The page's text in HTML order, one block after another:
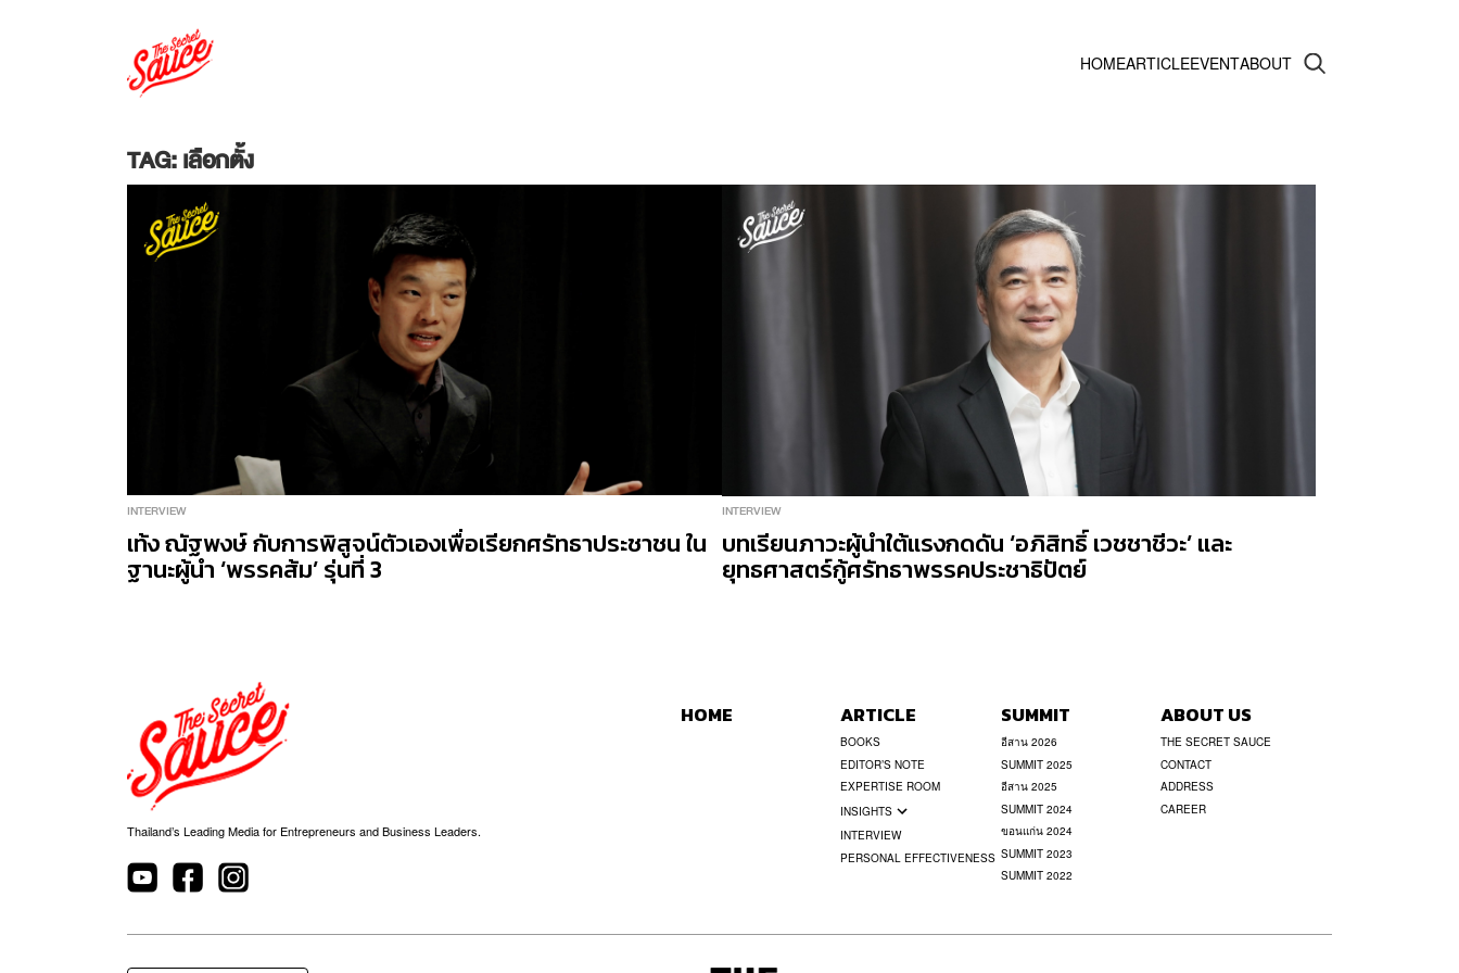
HOMEARTICLEEVENTABOUT
TAG: เลือกตั้ง
INTERVIEW
เท้ง ณัฐพงษ์ กับการพิสูจน์ตัวเองเพื่อเรียกศรัทธาประชาชน ใน
ฐานะผู้นำ ‘พรรคส้ม’ รุ่นที่ 3
INTERVIEW
บทเรียนภาวะผู้นำใต้แรงกดดัน ‘อภิสิทธิ์ เวชชาชีวะ’ และ
ยุทธศาสตร์กู้ศรัทธาพรรคประชาธิปัตย์
Thailand’s Leading Media for Entrepreneurs and Business Leaders.
HOME ARTICLE
BOOKS
EDITOR’S NOTE
EXPERTISE ROOM
INSIGHTS
INTERVIEW
PERSONAL EFFECTIVENESS
SUMMIT
อีสาน 2026
SUMMIT 2025
อีสาน 2025
SUMMIT 2024
ขอนแก่น 2024
SUMMIT 2023
SUMMIT 2022
ABOUT US
THE SECRET SAUCE
CONTACT
ADDRESS
CAREER